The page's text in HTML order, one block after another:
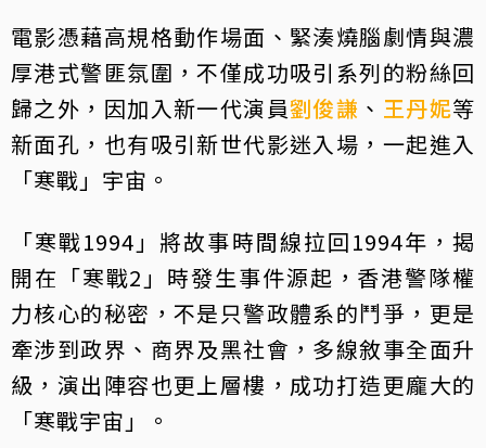
電影憑藉高規格動作場面、緊湊燒腦劇情與濃
厚港式警匪氛圍，不僅成功吸引系列的粉絲回
歸之外，因加入新一代演員劉俊謙 、 王丹妮等
新面孔，也有吸引新世代影迷入場，一起進入
「寒戰」宇宙。
「寒戰1994」將故事時間線拉回1994年，揭
開在「寒戰2」時發生事件源起，香港警隊權
力核心的秘密，不是只警政體系的鬥爭，更是
牽涉到政界、商界及黑社會，多線敘事全面升
級，演出陣容也更上層樓，成功打造更龐大的
「寒戰宇宙」。